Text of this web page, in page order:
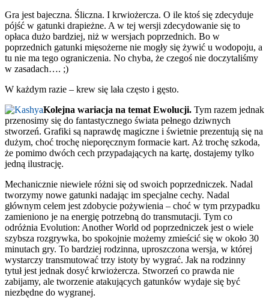
Gra jest bajeczna. Śliczna. I krwiożercza. O ile ktoś się zdecyduje
pójść w gatunki drapieżne. A w tej wersji zdecydowanie się to
opłaca dużo bardziej, niż w wersjach poprzednich. Bo w
poprzednich gatunki mięsożerne nie mogły się żywić u wodopoju, a
tu nie ma tego ograniczenia. No chyba, że czegoś nie doczytaliśmy
w zasadach…. ;)
W każdym razie – krew się lała często i gęsto.
Kolejna wariacja na temat Ewolucji. Tym razem jednak
przenosimy się do fantastycznego świata pełnego dziwnych
stworzeń. Grafiki są naprawdę magiczne i świetnie prezentują się na
dużym, choć trochę nieporęcznym formacie kart. Aż trochę szkoda,
że pomimo dwóch cech przypadających na kartę, dostajemy tylko
jedną ilustrację.
Mechanicznie niewiele różni się od swoich poprzedniczek. Nadal
tworzymy nowe gatunki nadając im specjalne cechy. Nadal
głównym celem jest zdobycie pożywienia – choć w tym przypadku
zamieniono je na energię potrzebną do transmutacji. Tym co
odróżnia Evolution: Another World od poprzedniczek jest o wiele
szybsza rozgrywka, bo spokojnie możemy zmieścić się w około 30
minutach gry. To bardziej rodzinna, uproszczona wersja, w której
wystarczy transmutować trzy istoty by wygrać. Jak na rodzinny
tytuł jest jednak dosyć krwiożercza. Stworzeń co prawda nie
zabijamy, ale tworzenie atakujących gatunków wydaje się być
niezbędne do wygranej.